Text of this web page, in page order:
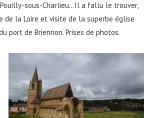
sous-Charlieu…Il a fallu le trouver,
de la Loire et visite de la superbe église
port de Briennon. Prises de photos.